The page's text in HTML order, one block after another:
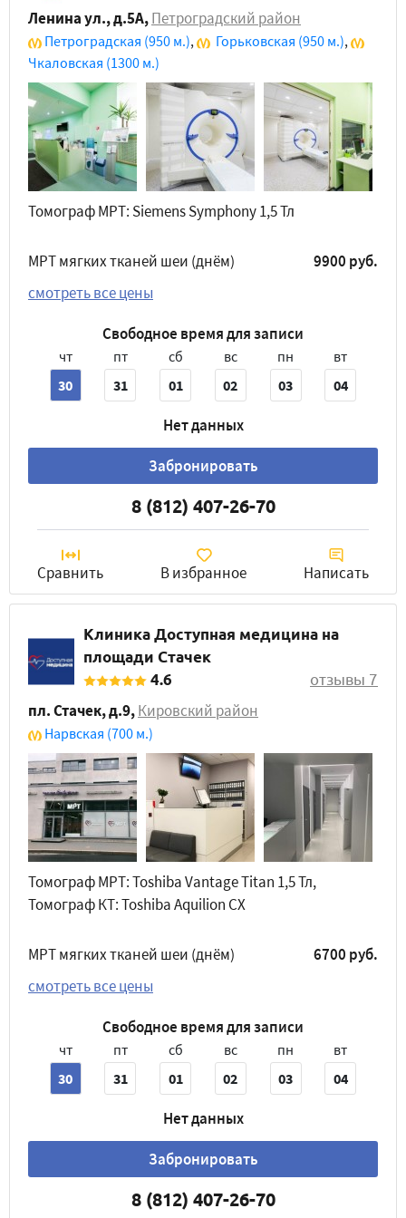
Ленина ул., д.5А,Петроградский район
Петроградская (950 м.), Горьковская (950 м.),
Чкаловская (1300 м.)
Томограф МРТ: Siemens Symphony 1,5 Тл
МРТ мягких тканей шеи (днём)
9900 руб.
смотреть все цены
Свободное время для записи
чт
30
пт
31
сб
01
вс
02
пн
03
вт
04
Нет данных
Забронировать
8 (812) 407-26-70
Сравнить В избранное Написать
Клиника Доступная медицина на
площади Стачек
4.6
отзывы 7
пл. Стачек, д.9,Кировский район
Нарвская (700 м.)
Томограф МРТ: Toshiba Vantage Titan 1,5 Тл,
Томограф КТ: Toshiba Aquilion CX
МРТ мягких тканей шеи (днём)
6700 руб.
смотреть все цены
Свободное время для записи
чт
30
пт
31
сб
01
вс
02
пн
03
вт
04
Нет данных
Забронировать
8 (812) 407-26-70